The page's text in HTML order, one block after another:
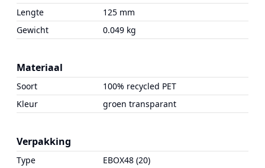
Lengte
125 mm
Gewicht
0.049 kg
Materiaal
Soort
100% recycled PET
Kleur
groen transparant
Verpakking
Type EBOX48 (20)